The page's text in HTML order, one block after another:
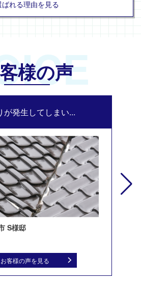
ばれる理由を見る
様の声
が発生してしまい...
S様邸
お客様の声を見る